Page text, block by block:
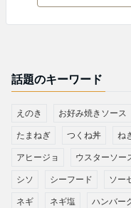
話題のキーワード
えのき お好み焼きソース
たまねぎ つくね丼 ね
アヒージョ ウスターソー
シソ シーフード ソー
ネギ ネギ塩 ハンバー